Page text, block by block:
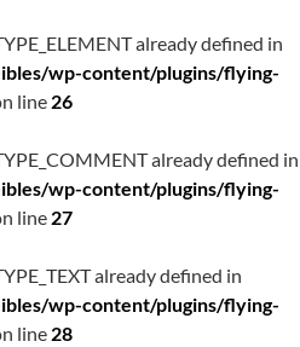
already defined in
wp-content/plugins/flying-
line 26
already defined in
wp-content/plugins/flying-
line 27
already defined in
wp-content/plugins/flying-
line 28